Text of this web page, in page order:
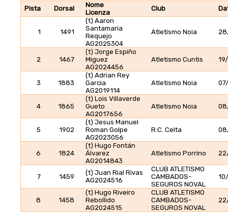
Pista Dorsal
Nome
Licenza
Club
1 1491
(t) Aaron
Santamaria
Requejo
AG2025304
Atletismo Noia
2 1467
(t) Jorge Espiño
Miguez
AG2024456
Atletismo Cuntis
3 1883
(t) Adrian Rey
Garcia
AG2019114
Atletismo Noia
4 1865
(t) Lois Villaverde
Gueto
AG2017656
Atletismo Noia
5 1902
(t) Jesus Manuel
Roman Golpe
AG2023056
R.C. Celta
6 1824
(t) Hugo Fontán
Álvarez
AG2014843
Atletismo Porrino
7 1459
(t) Juan Rial Rivas
AG2024516
CLUB ATLETISMO
CAMBADOS-
SEGUROS NOVAL
8 1458
(t) Hugo Riveiro
Rebollido
AG2024515
CLUB ATLETISMO
CAMBADOS-
SEGUROS NOVAL